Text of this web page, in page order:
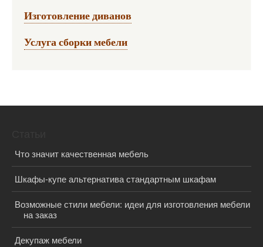
Изготовление диванов
Услуга сборки мебели
Что значит качественная мебель
Шкафы-купе альтернатива стандартным шкафам
Возможные стили мебели: идеи для изготовления мебели
на заказ
Декупаж мебели